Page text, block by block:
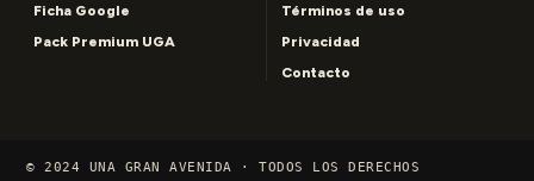
Ficha Google
Pack Premium UGA
Términos de uso
Privacidad
Contacto
© 2024 UNA GRAN AVENIDA · TODOS LOS DERECHOS